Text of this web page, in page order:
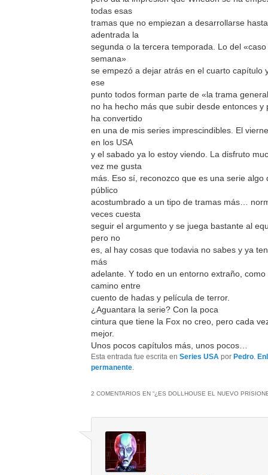
todas esas
tramas que no empiezan a desarrollarse
adentrada la
segunda o la tercera temporada. Lo del
semana»
se empezó a dejar atrás en el cuarto capítulo
ese
punto todos forman parte de «la trama
no ha hecho más que subir desde entonces y
ha convertido
en una de mis series imprescindibles. El
en los USA
y el sabado ya lo estoy viendo. La disfruto
vez me gusta
más. Eso sí, reconozco que es una serie algo
público
acostumbrado a un tipo de tramas más…
veces cuesta
seguir el argumento y se juega bastante al
pero no
es, al hay cosas que todavia no sabes y ya
más
adelante. Y todo en un entorno extraño, como
camino entre
cuento de hadas y película de terror.
¿Aguantara la serie? Con la poca
cintura que tiene la Fox no creo, pero cada
mejor.
Unos pocos capítulos más, unos pocos…
Esta entrada fue escrita enSeries USA porPedro .
permanente
2 COMENTARIOS EN “¿ES DOLLHOUSE EL NUEVO